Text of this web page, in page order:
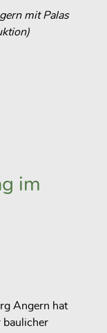
mit Palas
im
Angern hat
baulicher